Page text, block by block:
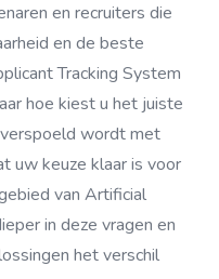
en recruiters die
en de beste
Tracking System
hoe kiest u het juiste
wordt met
uw keuze klaar is voor
van Artificial
in deze vragen en
het verschil